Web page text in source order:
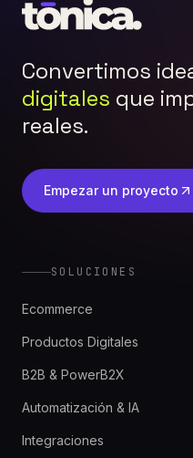
Convertimos
digitales que
reales.
Empezar un proyecto
SOLUCIONES
Ecommerce
Productos Digitales
B2B & PowerB2X
Automatización & IA
Integraciones